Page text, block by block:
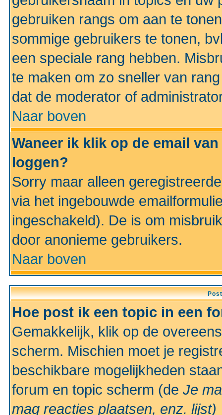
gebruiken rangs om aan te
sommige gebruikers te tonen,
een speciale rang hebben.
te maken om zo sneller van
dat de moderator of
Naar boven
Waneer ik klik op de email
loggen?
Sorry maar alleen
via het ingebouwde
ingeschakeld). De is om
door anonieme gebruikers.
Naar boven
Hoe post ik een topic in een
Gemakkelijk, klik op de
scherm. Mischien moet je
beschikbare mogelijkheden
forum en topic scherm (de Je
mag reacties plaatsen, enz. lijst)